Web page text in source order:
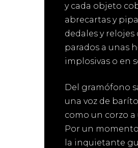
y cada objeto
abrecartas y
dedales y relojes
parados a unas
implosivas o en
Del gramófono
una voz de
como un corzo
Por un
la inquietante